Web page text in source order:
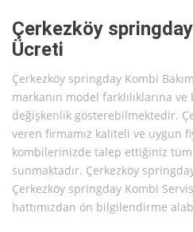
Çerkezköy
Ücreti
Çerkezköy springday Kombi
markanın model farklılıklarına
değişkenlik gösterebilmektedir.
veren firmamız kaliteli ve uygun
kombilerinizde talep ettiğiniz
sunmaktadır. Çerkezköy
Çerkezköy springday Kombi
hattımızdan ön bilgilendirme